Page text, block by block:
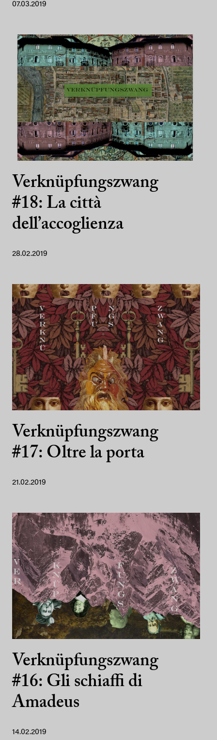
07.03.2019
Verknüpfungszwang
#18: La città
dell’accoglienza
28.02.2019
Verknüpfungszwang
#17: Oltre la porta
21.02.2019
Verknüpfungszwang
#16: Gli schiaffi di
Amadeus
14.02.2019